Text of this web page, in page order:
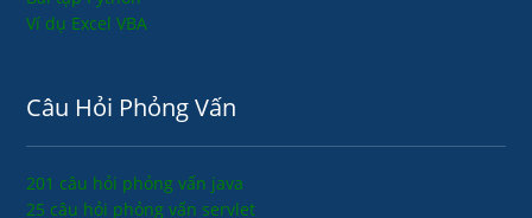
Ví dụ Excel VBA
Câu Hỏi Phỏng Vấn
201 câu hỏi phỏng vấn java
25 câu hỏi phỏng vấn servlet